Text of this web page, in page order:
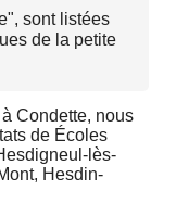
sont listées
de la petite
Condette, nous
de Écoles
lès-
Hesdin-